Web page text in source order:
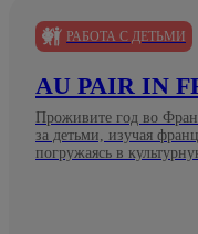
РАБОТА С ДЕТЬМИ
AU PAIR IN
Проживите год во
за детьми, изучая
погружаясь в